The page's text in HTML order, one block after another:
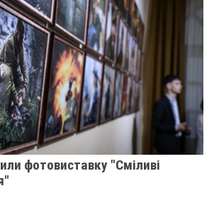
фотовиставку "Сміливі